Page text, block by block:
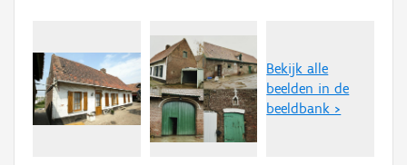
Bekijk alle
beelden in de
beeldbank >